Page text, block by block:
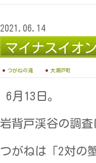
2021.06.14
マイナスイオ
つがねの滝 大瀬戸町
6月13日。
岩背戸渓谷の調
つがねは「2対の